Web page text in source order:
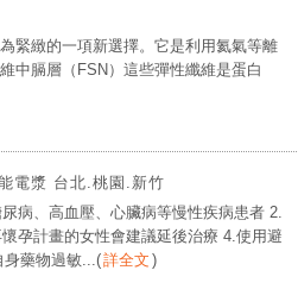
緊緻的一項新選擇。它是利用氦氣等離
中膈層（FSN）這些彈性纖維是蛋白
電漿 台北.桃園.新竹
病、高血壓、心臟病等慢性疾病患者 2.
孕計畫的女性會建議延後治療 4.使用避
身藥物過敏...(詳全文 )